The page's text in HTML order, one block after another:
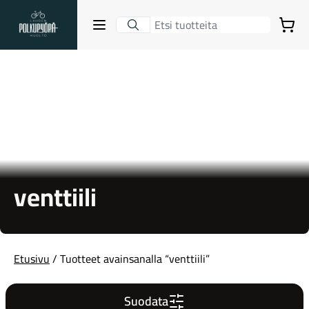
Lahden Polkupyörähuolto - etusivulle
Avaa sulje valikko
Gravel-pyörät
Ostoskori
venttiili
Etusivu/ Tuotteet avainsanalla “venttiili”
Suodata